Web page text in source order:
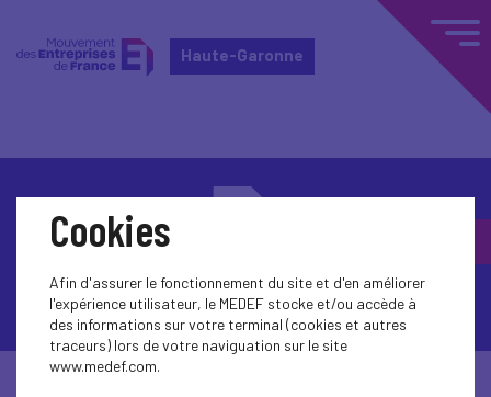
Haute-Garonne
Contactez-nous
© Medef Haute-Garonne 2026 -
Cookies
Afin d'assurer le fonctionnement du site et d'en améliorer
l'expérience utilisateur, le MEDEF stocke et/ou accède à
des informations sur votre terminal (cookies et autres
traceurs) lors de votre naviguation sur le site
www.medef.com.